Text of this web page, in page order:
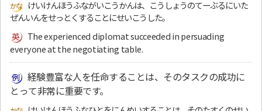
けいけんほうふながいこうかんは、こうしょうのてーぶるにいた
ぜんいんをせっとくすることにせいこうした。
The experienced diplomat succeeded in persuading
everyone at the negotiating table.
経験豊富な人を任命することは、そのタスクの成功に
とって非常に重要です。